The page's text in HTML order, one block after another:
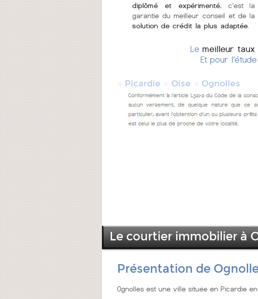
diplômé et expérimenté, c'est la
garantie du meilleur conseil et de la
solution de crédit la plus adaptée
Le meilleur taux
Et pour
Picardie Oise Ognolles
Le courtier immobilier à
Présentation de
Ognolles est une ville située en Picardie en